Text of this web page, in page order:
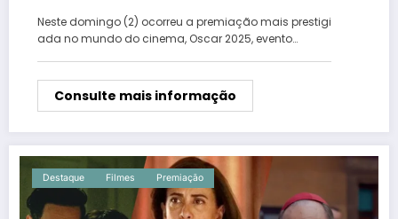
Neste domingo (2) ocorreu a premiação mais prestigi
ada no mundo do cinema, Oscar 2025, evento…
Consulte mais informação
Destaque Filmes Premiação